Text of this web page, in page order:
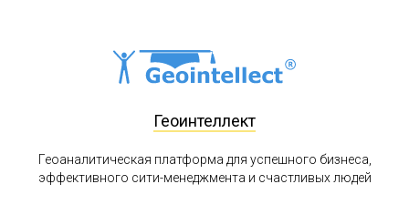
Геоинтеллект
Геоаналитическая платформа для успешного бизнеса,
эффективного сити-менеджмента и счастливых людей